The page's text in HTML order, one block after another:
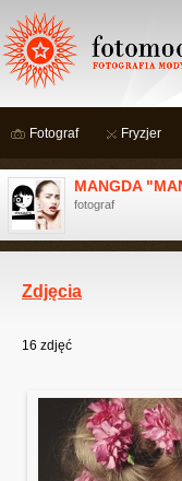
Fotograf Fryzjer
MANGDA
fotograf
Zdjęcia
16 zdjęć